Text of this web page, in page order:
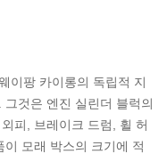
이팡 카이롱의 독립적 지
것은 엔진 실린더 블럭의
피, 브레이크 드럼, 휠 허
모래 박스의 크기에 적